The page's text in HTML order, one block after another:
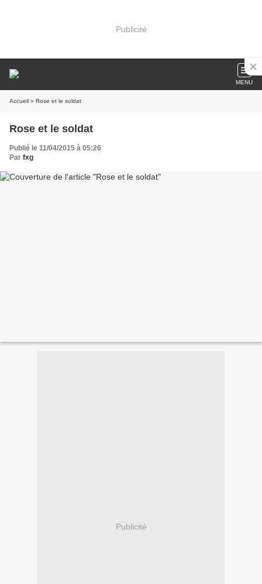
Publicité
MENU
Accueil » Rose et le soldat
Rose et le soldat
Publié le 11/04/2015 à 05:26
Par fxg
Publicité